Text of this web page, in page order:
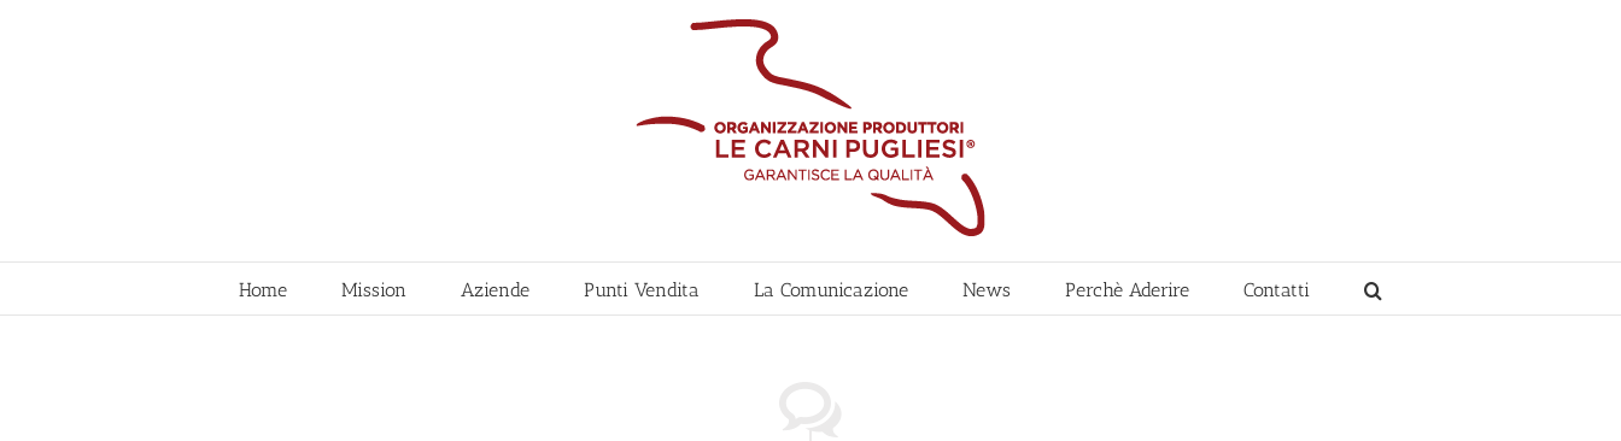
Home Mission Aziende Punti Vendita La Comunicazione News Perchè Aderire Contatti